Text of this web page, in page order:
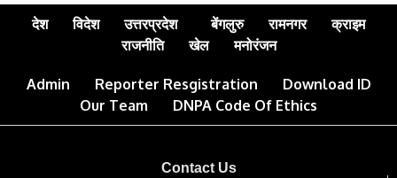
देश विदेश उत्तरप्रदेश बेंगलुरु रामनगर
क्राइम
राजनीति
खेल मनोरंजन
Admin Reporter Resgistration
Download ID
Our Team
DNPA Code Of Ethics
Contact Us